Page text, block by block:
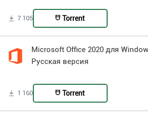
7 105 Torrent
Microsoft Office 2020 для
Русская версия
1 160 Torrent